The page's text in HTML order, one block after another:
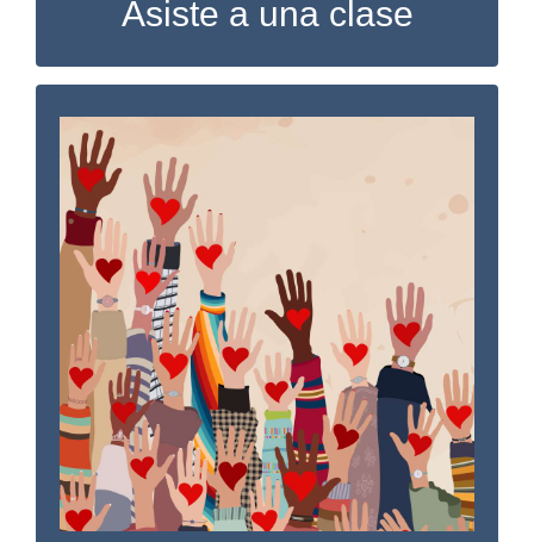
Asiste a una clase
Done su tiempo
Ponga su talento y experiencia al servicio de
la construcción de comunidades más sanas.
Muchos de nuestros programas funcionan
sin problemas gracias a voluntarios
comprometidos. Díganos cómo quiere
marcar la diferencia.
RELLENAR EL FORMULARIO DE INTERÉS
PARA EL VOLUNTARIADO